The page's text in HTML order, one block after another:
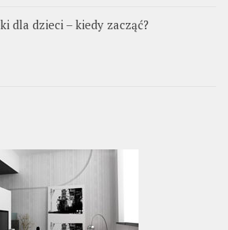
dla dzieci – kiedy zacząć?